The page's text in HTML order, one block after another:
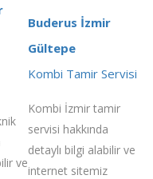
ve
Buderus İzmir
Gültepe
Kombi Tamir Servisi
Kombi İzmir tamir
servisi hakkında
detaylı bilgi alabilir ve
internet sitemiz